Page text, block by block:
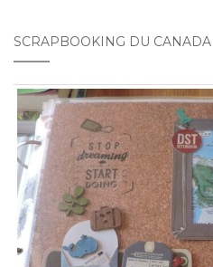
SCRAPBOOKING DU CANADA